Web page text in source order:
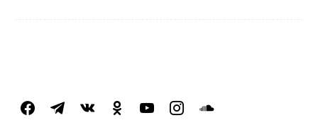
facebooktelegramvkontakteodnoklassniki
youtubeinstagramsoundcloud